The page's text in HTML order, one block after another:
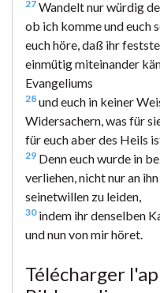
27 Wandelt nur würdig
ob ich komme und euch
euch höre, daß ihr
einmütig miteinander
Evangeliums
28 und euch in keiner
Widersachern, was für
für euch aber des Heils
29 Denn euch wurde in
verliehen, nicht nur an
seinetwillen zu leiden,
30indem ihr denselben
und nun von mir höret.
Télécharger